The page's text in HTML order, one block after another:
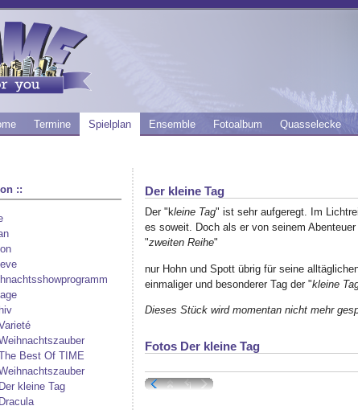
Termine Spielplan Ensemble Fotoalbum Quasselecke
::
Best Of TIME
Der kleine Tag
Dracula
Der kleine Tag
Der "kleine Tag" ist sehr aufgeregt. Im
es soweit. Doch als er von seinem
"zweiten Reihe"
nur Hohn und Spott übrig für seine
einmaliger und besonderer Tag der "kleine
Dieses Stück wird momentan nicht mehr
Fotos Der kleine Tag